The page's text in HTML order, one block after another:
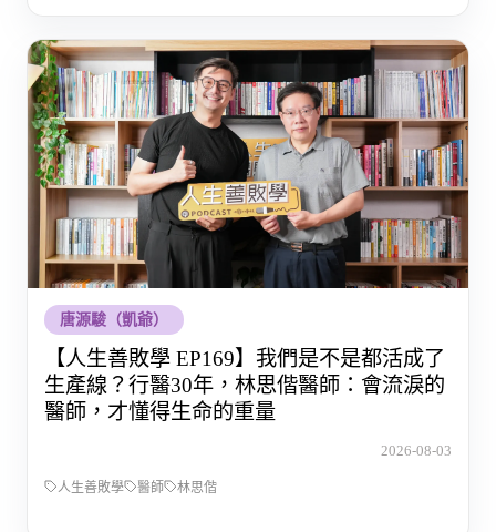
唐源駿（凱爺）
【人生善敗學 EP169】我們是不是都活成了
生產線？行醫30年，林思偕醫師：會流淚的
醫師，才懂得生命的重量
2026-08-03
人生善敗學 醫師 林思偕